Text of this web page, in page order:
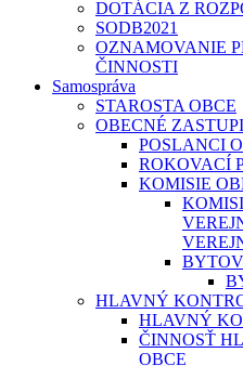
DOTÁCIA Z
SODB2021
OZNAMOVANIE
ČINNOSTI
Samospráva
STAROSTA OBCE
OBECNÉ
POSLANCI
ROKOVACÍ
KOMISIE
HLAVNÝ
HLAVNÝ
ČINNOSŤ
OBCE